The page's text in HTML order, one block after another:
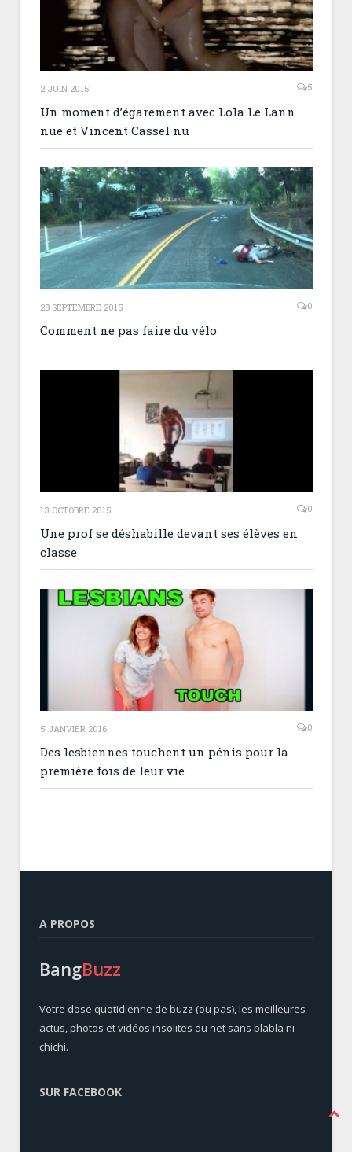
2 JUIN 2015 5
Un moment d’égarement avec Lola Le Lann
nue et Vincent Cassel nu
28 SEPTEMBRE 2015 0
Comment ne pas faire du vélo
13 OCTOBRE 2015 0
Une prof se déshabille devant ses élèves en
classe
5 JANVIER 2016 0
Des lesbiennes touchent un pénis pour la
première fois de leur vie
A PROPOS
BangBuzz
Votre dose quotidienne de buzz (ou pas), les meilleures
actus, photos et vidéos insolites du net sans blabla ni
chichi.
SUR FACEBOOK